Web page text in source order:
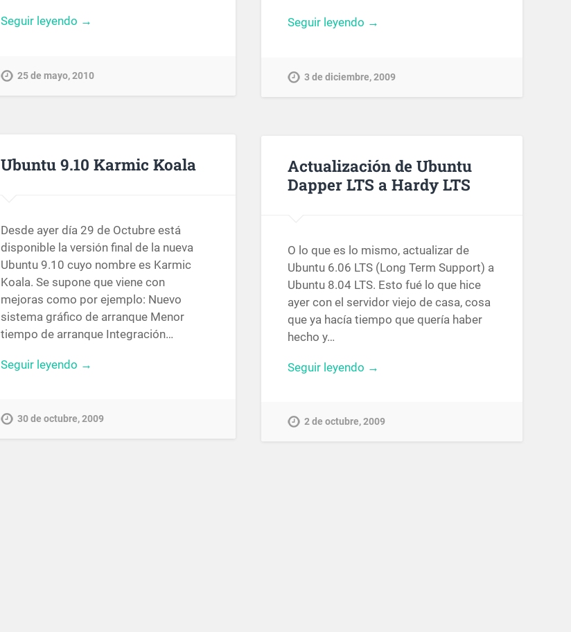
Seguir leyendo →
25 de mayo, 2010
Seguir leyendo →
3 de diciembre, 2009
Ubuntu 9.10 Karmic Koala
Desde ayer día 29 de Octubre está
disponible la versión final de la nueva
Ubuntu 9.10 cuyo nombre es Karmic
Koala. Se supone que viene con
mejoras como por ejemplo: Nuevo
sistema gráfico de arranque Menor
tiempo de arranque Integración…
Seguir leyendo →
30 de octubre, 2009
Actualización de Ubuntu
Dapper LTS a Hardy LTS
O lo que es lo mismo, actualizar de
Ubuntu 6.06 LTS (Long Term Support) a
Ubuntu 8.04 LTS. Esto fué lo que hice
ayer con el servidor viejo de casa, cosa
que ya hacía tiempo que quería haber
hecho y…
Seguir leyendo →
2 de octubre, 2009